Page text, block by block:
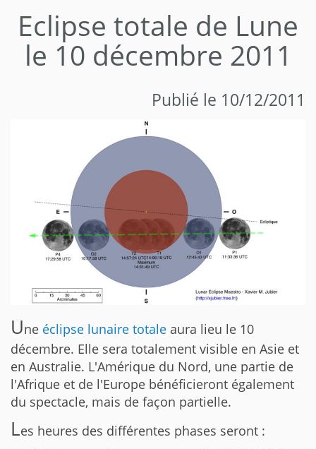
Eclipse totale de Lune
le 10 décembre 2011
Publié le 10/12/2011
Une éclipse lunaire totale aura lieu le 10
décembre. Elle sera totalement visible en Asie et
en Australie. L'Amérique du Nord, une partie de
l'Afrique et de l'Europe bénéficieront également
du spectacle, mais de façon partielle.
Les heures des différentes phases seront :